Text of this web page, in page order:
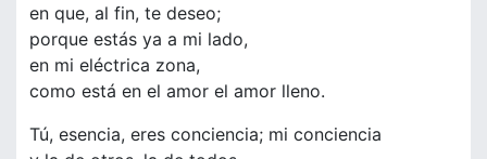
en que, al fin, te deseo;
porque estás ya a mi lado,
en mi eléctrica zona,
como está en el amor el amor lleno.
Tú, esencia, eres conciencia; mi conciencia